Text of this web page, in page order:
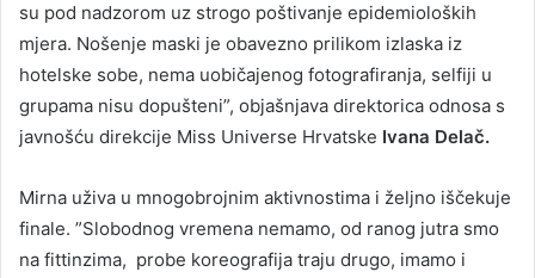
su pod nadzorom uz strogo poštivanje epidemioloških
mjera. Nošenje maski je obavezno prilikom izlaska iz
hotelske sobe, nema uobičajenog fotografiranja, selfiji u
grupama nisu dopušteni”, objašnjava direktorica odnosa s
javnošću direkcije Miss Universe Hrvatske Ivana Delač.
Mirna uživa u mnogobrojnim aktivnostima i željno iščekuje
finale. ”Slobodnog vremena nemamo, od ranog jutra smo
na fittinzima, probe koreografija traju drugo, imamo i